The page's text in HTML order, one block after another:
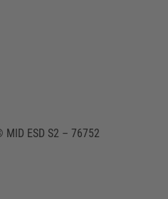
MID ESD S2 – 76752